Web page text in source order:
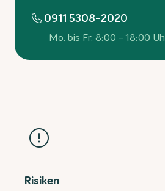
0911 5308-2020
Mo. bis Fr. 8:00 - 18:00
Risiken